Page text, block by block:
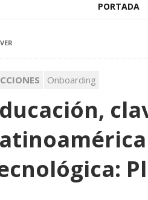
PORTADA
Onboarding